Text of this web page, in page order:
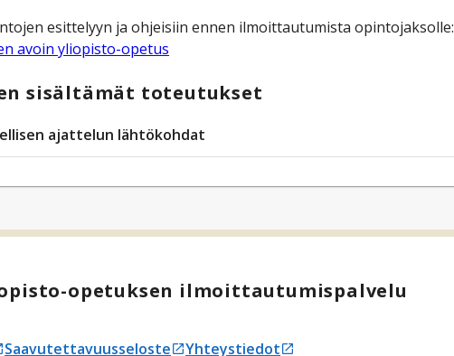
esittelyyn ja ohjeisiin ennen ilmoittautumista opintojaksolle:
avoin yliopisto-opetus
sisältämät toteutukset
ajattelun lähtökohdat
opetuksen ilmoittautumispalvelu
Saavutettavuusseloste Yhteystiedot